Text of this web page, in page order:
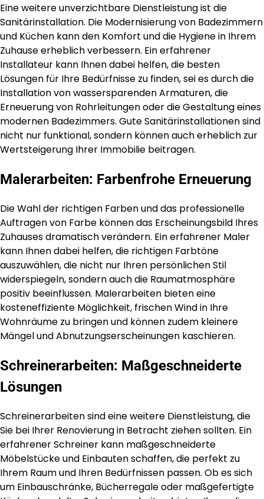
Eine weitere unverzichtbare Dienstleistung ist die
Sanitärinstallation. Die Modernisierung von Badezimmern
und Küchen kann den Komfort und die Hygiene in Ihrem
Zuhause erheblich verbessern. Ein erfahrener
Installateur kann Ihnen dabei helfen, die besten
Lösungen für Ihre Bedürfnisse zu finden, sei es durch die
Installation von wassersparenden Armaturen, die
Erneuerung von Rohrleitungen oder die Gestaltung eines
modernen Badezimmers. Gute Sanitärinstallationen sind
nicht nur funktional, sondern können auch erheblich zur
Wertsteigerung Ihrer Immobilie beitragen.
Malerarbeiten: Farbenfrohe Erneuerung
Die Wahl der richtigen Farben und das professionelle
Auftragen von Farbe können das Erscheinungsbild Ihres
Zuhauses dramatisch verändern. Ein erfahrener Maler
kann Ihnen dabei helfen, die richtigen Farbtöne
auszuwählen, die nicht nur Ihren persönlichen Stil
widerspiegeln, sondern auch die Raumatmosphäre
positiv beeinflussen. Malerarbeiten bieten eine
kosteneffiziente Möglichkeit, frischen Wind in Ihre
Wohnräume zu bringen und können zudem kleinere
Mängel und Abnutzungserscheinungen kaschieren.
Schreinerarbeiten: Maßgeschneiderte
Lösungen
Schreinerarbeiten sind eine weitere Dienstleistung, die
Sie bei Ihrer Renovierung in Betracht ziehen sollten. Ein
erfahrener Schreiner kann maßgeschneiderte
Möbelstücke und Einbauten schaffen, die perfekt zu
Ihrem Raum und Ihren Bedürfnissen passen. Ob es sich
um Einbauschränke, Bücherregale oder maßgefertigte